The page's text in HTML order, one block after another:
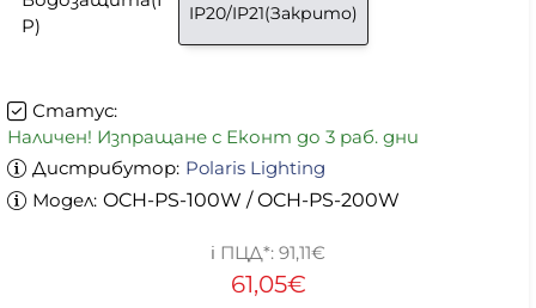
Статус:
Наличен! Изпращане с Еконт до 3 раб. дни
Дистрибутор: Polaris Lighting
Модел: OCH-PS-100W / OCH-PS-200W
61,05€
91,11€
P)
IP20/IP21(Закрито)